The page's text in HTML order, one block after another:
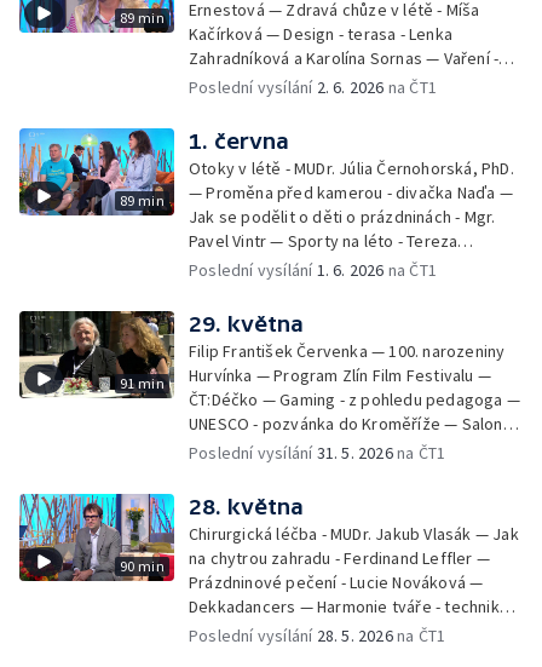
89 min
Ernestová — Zdravá chůze v létě - Míša
Kačírková — Design - terasa - Lenka
Zahradníková a Karolína Sornas — Vaření -
jahody - Simona Machurová — Letní sporty -
— Batohy do školy i na prázdniny - Mirka
Belhová — Pramen - Ivan Ostrochovský
Poslední vysílání 2. 6. 2026 na ČT1
89 min
1. června
Otoky v létě - MUDr. Júlia Černohorská, PhD.
— Proměna před kamerou - divačka Naďa —
Jak se podělit o děti o prázdninách - Mgr.
Pavel Vintr — Sporty na léto - Tereza
Michalová — Černé ovce — Změny v
v Českém ráji - Tomáš Jeřábek, Magdalena
Borová, Eva Váchová
Poslední vysílání1. 6. 2026 na ČT1
91 min
29. května
Filip František Červenka — 100. narozeniny
Hurvínka — Program Zlín Film Festivalu —
ČT:Déčko — Gaming - z pohledu pedagoga —
UNESCO - pozvánka do Kroměříže — Salon
filmových klapek
Poslední vysílání31. 5. 2026na ČT1
90 min
28. května
Chirurgická léčba - MUDr. Jakub Vlasák — Jak
na chytrou zahradu - Ferdinand Leffler —
Prázdninové pečení - Lucie Nováková —
Dekkadancers — Harmonie tváře - techniky
přírodního omlazení - Martina Kavecká —
Poslední vysílání 28. 5. 2026na ČT1